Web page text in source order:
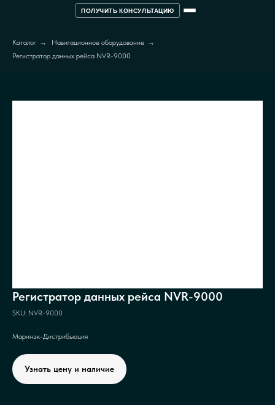
ПОЛУЧИТЬ КОНСУЛЬТАЦИЮ
Каталог → Навигационное оборудование →
Регистратор данных рейса NVR-9000
Регистратор данных рейса NVR-9000
SKU: NVR-9000
Маринэк-Дистрибьюция
Узнать цену и наличие